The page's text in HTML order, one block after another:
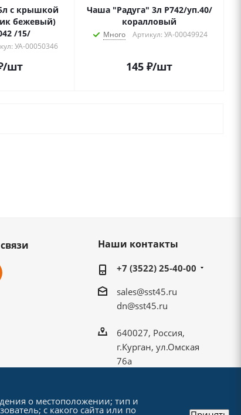
с крышкой
бежевый)
/15/
УА-00050346
/шт
Чаша "Радуга" 3л Р742/уп.40/
коралловый
Много Артикул: УА-00049924
145 ₽/шт
Наши контакты
+7 (3522) 25-40-00
sales@sst45.ru
dn@sst45.ru
640027, Россия,
г.Курган, ул.Омская
76а
о местоположении; тип и
с какого сайта или по